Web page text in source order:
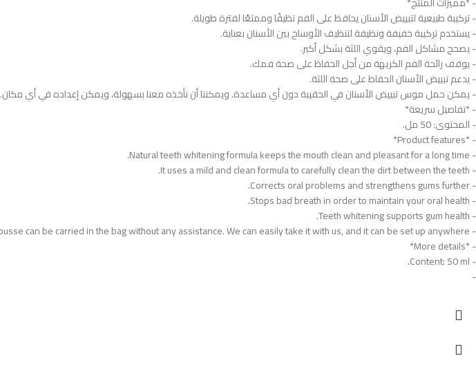
- تركيبة طبيعية لتبييض الأسنان يحافظ على الفم نظيفًا وممتعًا لفترة طويلة.
- يستخدم تركيبة خفيفة ونظيفة لتنظيف الأوساخ بين الأسنان بعناية.
- يصحح مشاكل الفم، ويقوي اللثة بشكل أكبر.
- يوقف رائحة الفم الكريهة من أجل الحفاظ على صحة فمك.
- يدعم تبييض الأسنان الحفاظ على صحة اللثة.
- يمكن حمل موس تبييض الأسنان في الحقيبة دون أي مساعدة. ويمكننا أن نأخذه معنا بسهولة، ويمكن إعداده في أي مكان.
- *تفاصيل سريعة*
- المحتوى: 50 مل.
- *Product features*
- Natural teeth whitening formula keeps the mouth clean and pleasant for a long time.
- It uses a mild and clean formula to carefully clean the dirt between the teeth.
- Corrects oral problems and strengthens gums further.
- Stops bad breath in order to maintain your oral health.
- Teeth whitening supports gum health.
- The teeth whitening mousse can be carried in the bag without any assistance. We can easily take it with us, and it can be set up anywhere.
- *More details*
- Content: 50 ml.
-